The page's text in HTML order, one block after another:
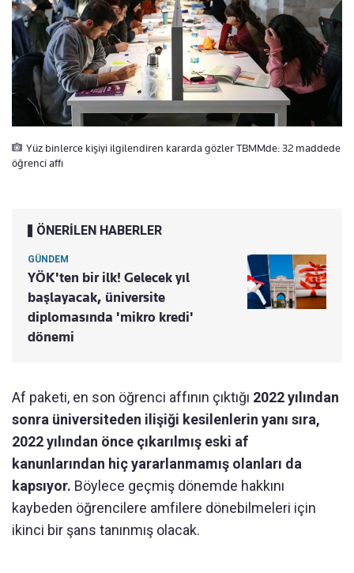
Yüz binlerce kişiyi ilgilendiren kararda gözler TBMMde: 32 maddede
öğrenci affı
ÖNERİLEN HABERLER
GÜNDEM
YÖK'ten bir ilk! Gelecek yıl
başlayacak, üniversite
diplomasında 'mikro kredi'
dönemi
Af paketi, en son öğrenci affının çıktığı 2022 yılından
sonra üniversiteden ilişiği kesilenlerin yanı sıra,
2022 yılından önce çıkarılmış eski af
kanunlarından hiç yararlanmamış olanları da
kapsıyor. Böylece geçmiş dönemde hakkını
kaybeden öğrencilere amfilere dönebilmeleri için
ikinci bir şans tanınmış olacak.